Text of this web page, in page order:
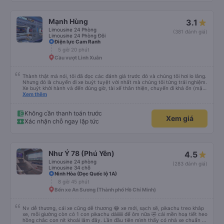
được đưa đến ga bằng xe buýt nhỏ. Họ cũng vận chuyển hàng hóa trong
suốt chuyến đi, và có thể sẽ có những điểm dừng chân. Tôi khuyên bạn nên
chọn công ty này và đặt chỗ ngồi VIP.
Mạnh Hùng
Limousine 24 Phòng
Limousine 24 Phòng Đôi
3.1
(381 đánh giá)
Điện lực Cam Ranh
5 giờ 20 phút
Cầu vượt Linh Xuân
Thành thật mà nói, tôi đã đọc các đánh giá trước đó và chúng tôi hơi lo lắng.
Nhưng đó là chuyến đi xe buýt tuyệt vời nhất mà chúng tôi từng trải nghiệm.
Xe buýt khởi hành và đến đúng giờ, tài xế thân thiện, chuyến đi khá ổn (mặc
dù vẫn hơi xóc, nhưng đó là đặc trưng của Việt Nam ^^), và chỗ ngồi thoải
Xem thêm
Không cần thanh toán trước
Xác nhận chỗ ngay lập tức
Xem giá
Như Ý 78 (Phú Yên)
Limousine 24 phòng
Limousine 34 chỗ
4.5
(283 đánh giá)
Ninh Hòa (Dọc Quốc lộ 1A)
8 giờ 45 phút
Bến xe An Sương (Thành phố Hồ Chí Minh)
Nv dễ thương, cái xe cũng dễ thương 😂 xe mới, sạch sẽ, pikachu treo khắp
xe, mỗi giường còn có 1 con pikachu dàiiiiii để ôm nữa 🤣 cái mền hoạ tiết heo
hồng chắc con nít khoái lắm đây. Lần đầu tiên mình thấy có nhà xe chuẩn bị